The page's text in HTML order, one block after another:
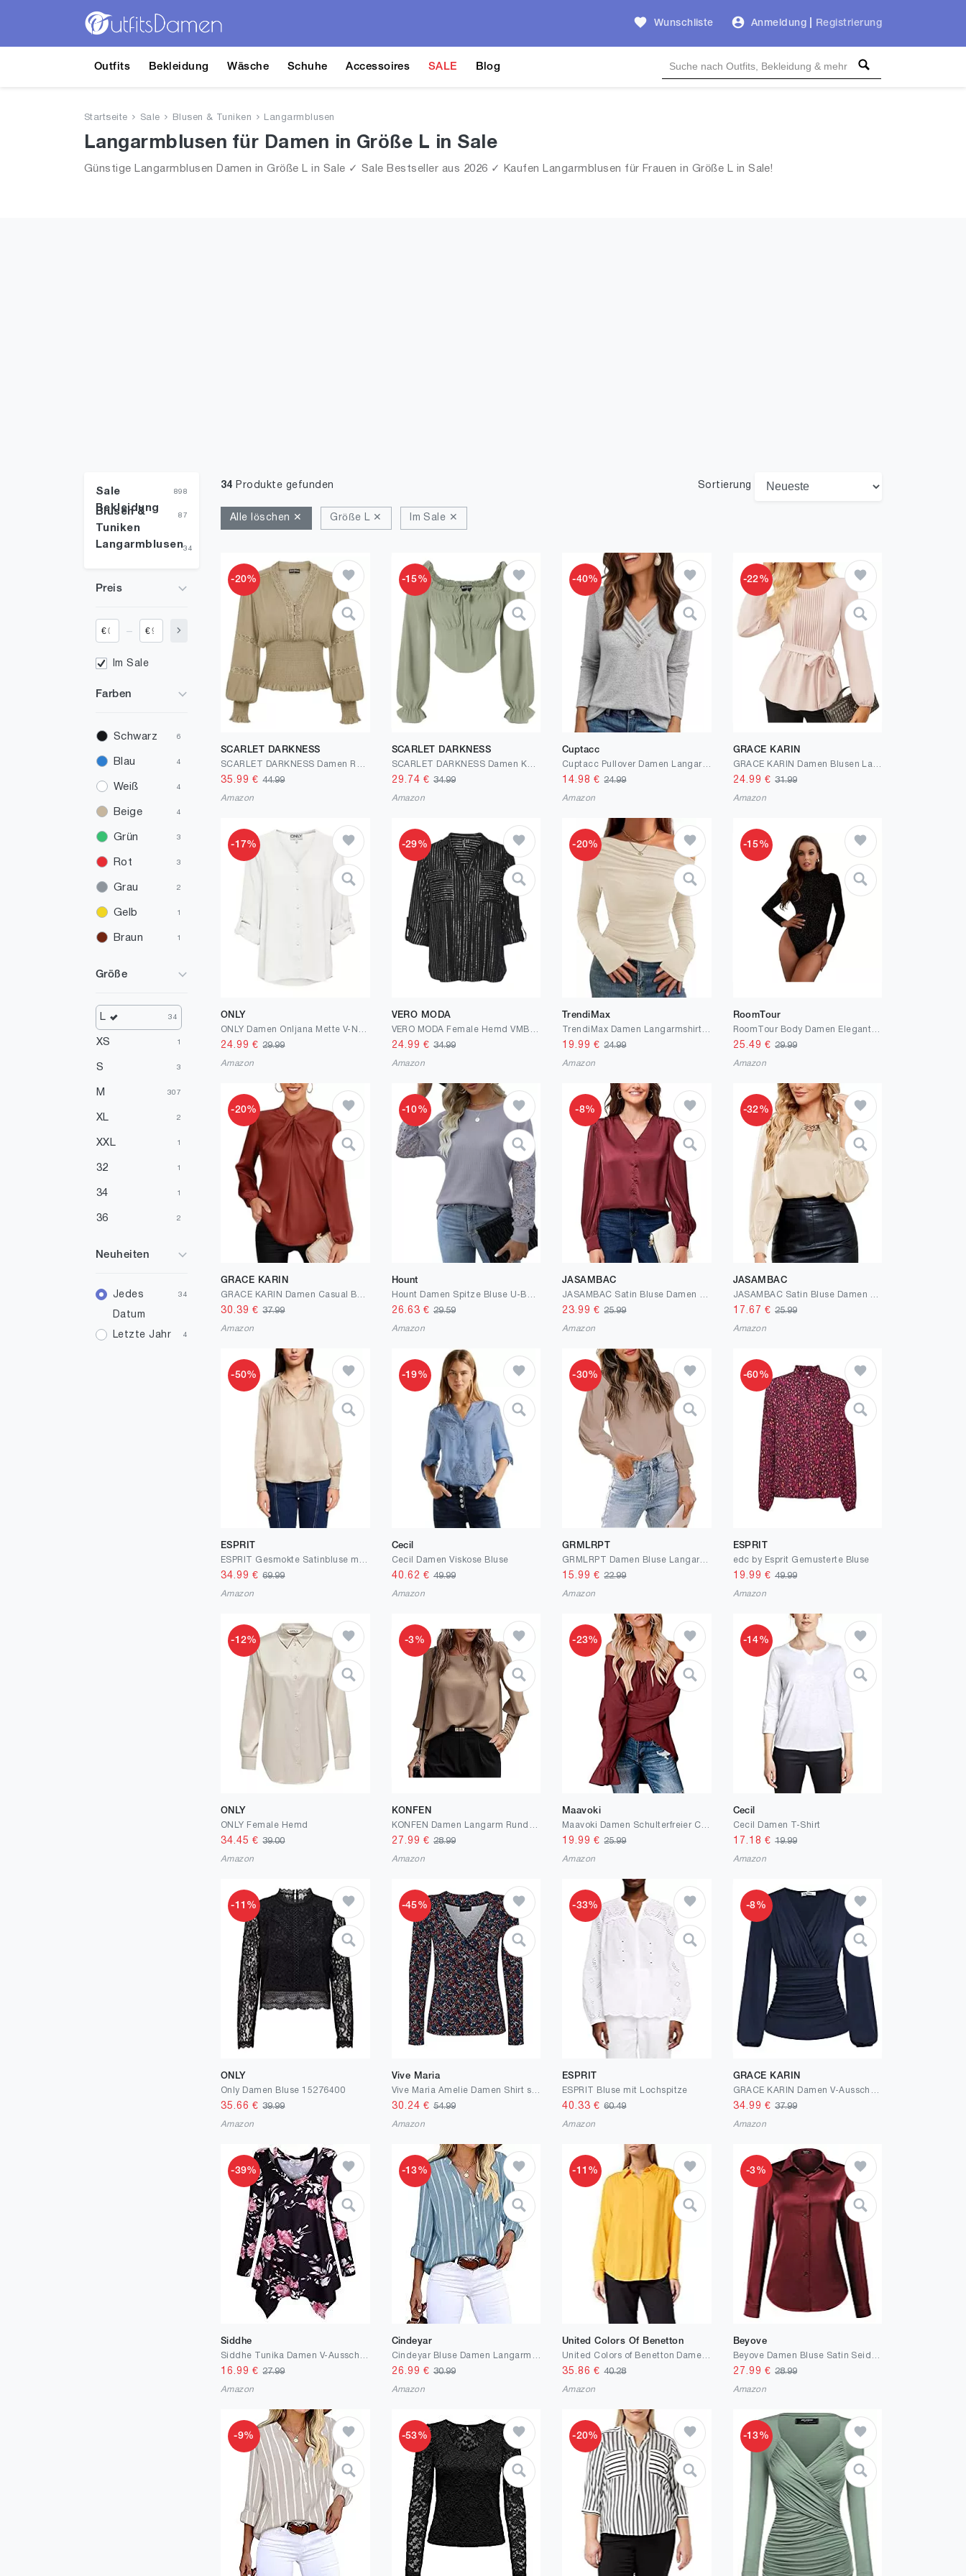
Wunschliste Anmeldung Registrierung
Outfits Bekleidung Wäsche Schuhe Accessoires SALE Blog
Startseite Sale Blusen & Tuniken Langarmblusen
Langarmblusen für Damen in Größe L in Sale
Günstige Langarmblusen Damen in Größe L in Sale ✓ Sale Bestseller aus 2026 ✓ Kaufen Langarmblusen für Frauen in Größe L in Sale!
Sale
Bekleidung
898
Blusen &
Tuniken
87
Langarmblusen34
Preis
€ €
Im Sale
Farben
Schwarz 6
Blau 4
Weiß 4
Beige 4
Grün 3
Rot 3
Grau 2
Gelb 1
Braun 1
Größe
L 34
XS 1
S 3
M 307
XL 2
XXL 1
32 1
34 1
36 2
44 1
Neuheiten
Jedes
Datum
34
Letzte Jahr 4
34 Produkte gefunden Sortierung
Alle löschen ✕ Größe L ✕ Im Sale ✕
-20%
SCARLET DARKNESS
35.99 €44.99
Amazon
-15%
SCARLET DARKNESS
29.74 € 34.99
Amazon
-40%
Cuptacc
Cuptacc Pullover Damen Langarmshirt V Ausschnitt Elegant T Shirt Knopfleiste Longsleeve Damen Oversized Tunika Oberteile
14.98 €24.99
Amazon
-22%
GRACE KARIN
24.99 € 31.99
Amazon
-17%
ONLY
24.99 €29.99
Amazon
-29%
VERO MODA
24.99 € 34.99
Amazon
-20%
TrendiMax
19.99 €24.99
Amazon
-15%
RoomTour
25.49 € 29.99
Amazon
-20%
GRACE KARIN
30.39 €37.99
Amazon
-10%
Hount
26.63 € 29.59
Amazon
-8%
JASAMBAC
23.99 €25.99
Amazon
-32%
JASAMBAC
17.67 € 25.99
Amazon
-50%
ESPRIT
34.99 €69.99
Amazon
-19%
Cecil
Cecil Damen Viskose Bluse
40.62 € 49.99
Amazon
-30%
GRMLRPT
GRMLRPT Damen Bluse Langarm Herbst Rundhals Pullover Einfarbig Elegant Langarmshirts Casual Oberteile Tops Puffärmel Tunika
15.99 €22.99
Amazon
-60%
ESPRIT
edc by Esprit Gemusterte Bluse
19.99 € 49.99
Amazon
-12%
ONLY
ONLY Female Hemd
34.45 €39.00
Amazon
-3%
KONFEN
27.99 € 28.99
Amazon
-23%
Maavoki
19.99 €25.99
Amazon
-14%
Cecil
Cecil Damen T-Shirt
17.18 € 19.99
Amazon
-11%
ONLY
Only Damen Bluse 15276400
35.66 €39.99
Amazon
-45%
Vive Maria
30.24 € 54.99
Amazon
-33%
ESPRIT
ESPRIT Bluse mit Lochspitze
40.33 €60.49
Amazon
-8%
GRACE KARIN
34.99 € 37.99
Amazon
-39%
Siddhe
16.99 €27.99
Amazon
-13%
Cindeyar
26.99 € 30.99
Amazon
-11%
United Colors Of Benetton
35.86 €40.28
Amazon
-3%
Beyove
27.99 € 28.99
Amazon
-9% -53% -20% -13%